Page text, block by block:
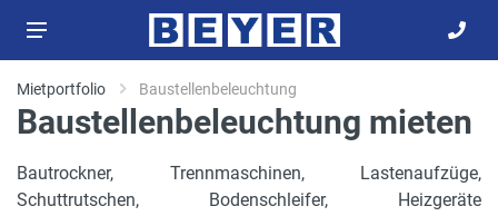
Mietportfolio Baustellenbeleuchtung
Baustellenbeleuchtung mieten
Bautrockner, Trennmaschinen, Lastenaufzüge,
Schuttrutschen, Bodenschleifer, Heizgeräte